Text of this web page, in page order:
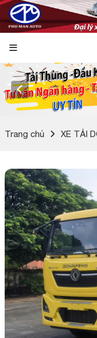
Trang chủ XE TẢI